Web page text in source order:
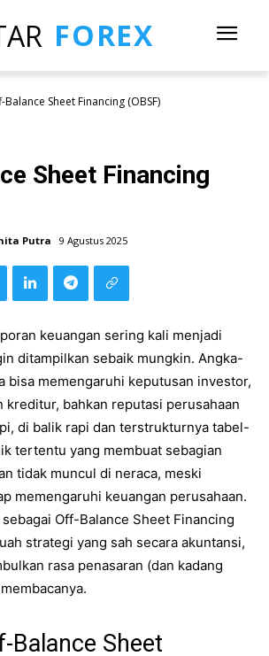
FOREX
Balance Sheet Financing (OBSF)
Sheet Financing
Putra 9 Agustus 2025
keuangan sering kali menjadi
ditampilkan sebaik mungkin. Angka-
bisa memengaruhi keputusan investor,
kreditur, bahkan reputasi perusahaan
di balik rapi dan terstrukturnya tabel-
tertentu yang membuat sebagian
tidak muncul di neraca, meski
memengaruhi keuangan perusahaan.
Off-Balance Sheet Financing
strategi yang sah secara akuntansi,
rasa penasaran (dan kadang
Balance Sheet